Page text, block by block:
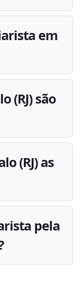
em
(RJ) são
(RJ) as
pela